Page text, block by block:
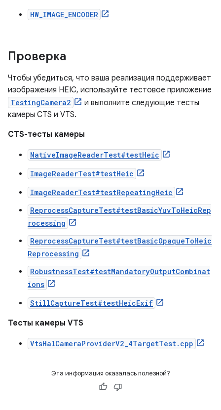
HW_IMAGE_ENCODER
Проверка
Чтобы убедиться, что ваша реализация поддерживает
изображения HEIC, используйте тестовое приложение
TestingCamera2
и выполните следующие тесты
камеры CTS и VTS.
CTS-тесты камеры
NativeImageReaderTest#testHeic
ImageReaderTest#testHeic
ImageReaderTest#testRepeatingHeic
ReprocessCaptureTest#testBasicYuvToHeicRep
rocessing
ReprocessCaptureTest#testBasicOpaqueToHeic
Reprocessing
RobustnessTest#testMandatoryOutputCombinat
ions
StillCaptureTest#testHeicExif
Тесты камеры VTS
VtsHalCameraProviderV2_4TargetTest.cpp
Эта информация оказалась полезной?